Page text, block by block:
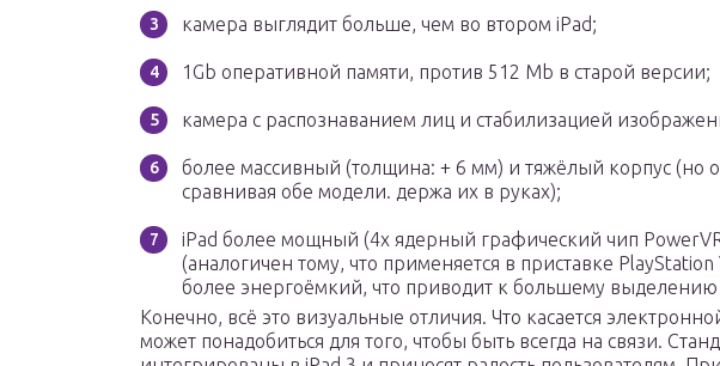
камера выглядит больше, чем во втором iPad;
1Gb оперативной памяти, против 512 Mb в старой версии;
камера с распознаванием лиц и стабилизацией
более массивный (толщина: + 6 мм) и тяжёлый корпус (но
сравнивая обе модели. держа их в руках);
iPad более мощный (4х ядерный графический чип
(аналогичен тому, что применяется в приставке PlayStation
более энергоёмкий, что приводит к большему выделению
Конечно, всё это визуальные отличия. Что касается
может понадобиться для того, чтобы быть всегда на связи.